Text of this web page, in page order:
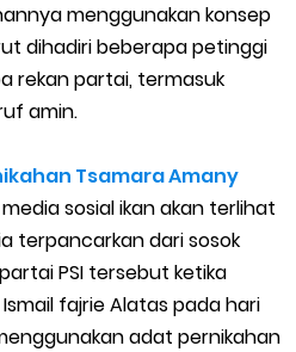
Untuk Ojek Online
Akun Gojek Dibekukan
Telkomsel Mitra Gojek
dengan Mudah
yang Perlu Kamu Ketahui
menggunakan konsep
dihadiri beberapa petinggi
rekan partai, termasuk
amin.
Tsamara Amany
sosial ikan akan terlihat
terpancarkan dari sosok
PSI tersebut ketika
fajrie Alatas pada hari
adat pernikahan